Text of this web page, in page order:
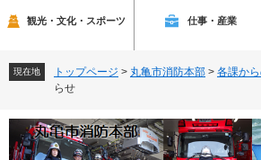
観光・文化・スポーツ 仕事・産業
現在地 トップページ > 丸亀市消防本部 > 各課か
らせ